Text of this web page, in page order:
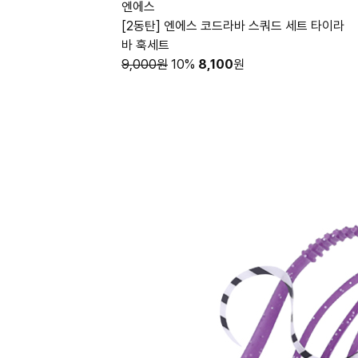
엔에스
[2동탄] 엔에스 코드라바 스쿼드 세트 타이라
바 훅세트
9,000원 10% 8,100원